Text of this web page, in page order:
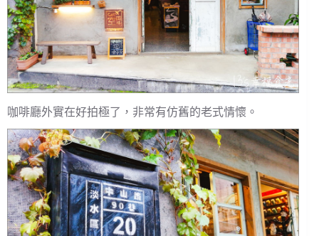
咖啡廳外實在好拍極了，非常有仿舊的老式情懷。